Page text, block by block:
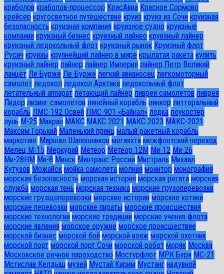
краболов краболов-процессор КрасАвиа Красное Сормово
крейсер кругосветное путешествие круиз круиз из Сочи круизная
безопасность круизная компания круизное судно круизные
компании круизный бизнес круизный лайнео круизный лайнер
круизный ледокольный флот круизный рынок Круизный флот
Русич круизы крупнейший лайнер в мире крылатая ракета купить
круизный лайнер лайнер лайнер Империя лайнер Петр Великий
ланцет Ле Бурже Ле-Бурже легкий авианосец легкомоторный
самолет ледокол ледокол Арктика ледокольный флот
летательный аппарат летающий лайнер ливреи самолетов ливрея
Лидер лизинг самолетов линейный корабль линкор литторальный
корабль ЛМС-192 Освей ЛМС-901 «Байкал» лодка лоукостер
лунь М-25 Макран МАКС МАКС 2021 МАКС 2023 МАКС-2021
Максим Горький Маленький принц малый ракетный корабль
маркетинг Маршал Шапошников мегаяхта межфлотский переход
Мелец М-15 Меркурий Метеор Метеор 12М Ми-12 Ми-26
Ми-28HM Ми-8 Минск Минтранс России Мистраль Михаил
Кутузов Можайск мойка самолета молния монитор монография
морская безопасность морская история морская регата морская
служба морская тень морская техника морские грузоперевозки
морские грузщоперевозки морские истории морские котики
морские перевозки морские пираты морские происшествия
морские технологии морские традиции морские учения флота
морские явления морское оружие морское происшествие
морской бизнес морской бой морской вояж морской охотник
морской порт морской порт Сочи морской робот моряк Москва
Московское речное пароходство Мостурфлот МРК Буря МС-21
Мстислав Келдыш музей Мустай Карим Мустанг надувной